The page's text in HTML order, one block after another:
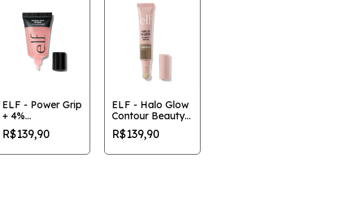
ELF - Power Grip
+ 4%
Niacinamida
R$139,90
ELF - Halo Glow
Contour Beauty
Wand
R$139,90